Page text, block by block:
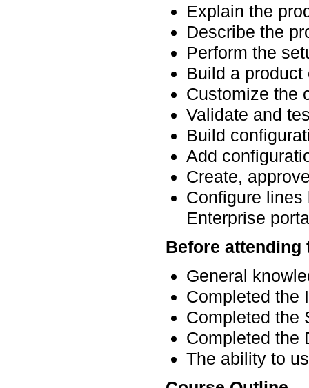
Explain the
Describe the
Perform the
Build a
Customize the
Validate and
Build
Add
Create,
Configure
Enterprise
Before
General
Completed the
Completed the
Completed the
The ability to